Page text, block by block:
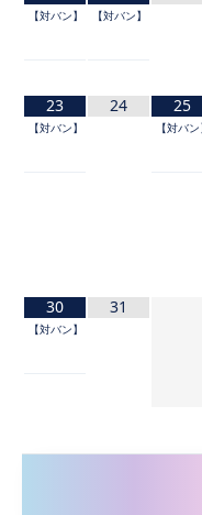
【対バン】UtaGe!×FES☆TIVE 主
【対バン】shibuya
23
【対バン】Devil ANTHEM.
24 25
【対バ
30
【対バン】@JAM EXPO 2026
31